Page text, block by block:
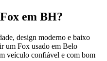
em BH?
design moderno e baixo
um Fox usado em Belo
veículo confiável e com bom